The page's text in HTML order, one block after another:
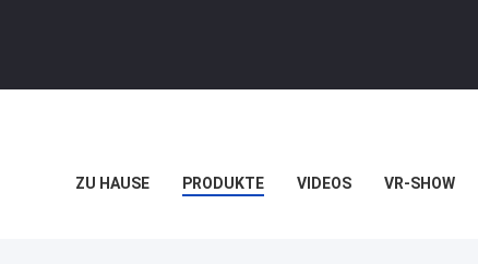
ZU HAUSE PRODUKTE VIDEOS VR-SHOW